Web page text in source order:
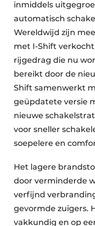
inmiddels
automatisch
Wereldwijd zijn
met I-Shift
rijgedrag die nu
bereikt door de
Shift samenwerkt
geüpdatete versie
nieuwe
voor sneller
soepelere en
Het lagere
door verminderde
verfijnd
gevormde zuigers.
vakkundig en op